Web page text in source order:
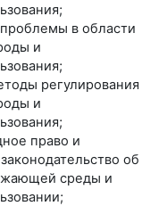
в области
и
регулирования
и
право и
об
среды и